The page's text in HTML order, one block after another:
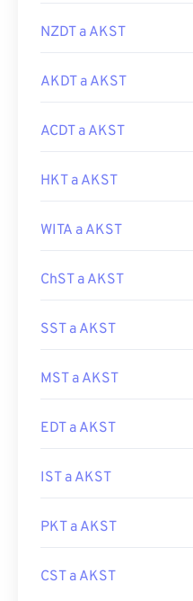
NZDT a AKST
AKDT a AKST
ACDT a AKST
HKT a AKST
WITA a AKST
ChST a AKST
SST a AKST
MST a AKST
EDT a AKST
IST a AKST
PKT a AKST
CST a AKST